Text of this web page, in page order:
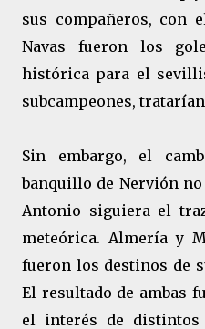
sus compañeros, con
Navas fueron los
histórica para el
subcampeones,
Sin embargo, el
banquillo de Nervión no
Antonio siguiera el
meteórica. Almería y
fueron los destinos de
El resultado de ambas
el interés de